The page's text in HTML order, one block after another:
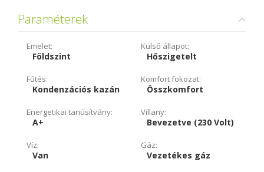
Paraméterek
Emelet:
Földszint
Külső állapot:
Hőszigetelt
Fűtés:
Kondenzációs kazán
Komfort fokozat:
Összkomfort
Energetikai tanúsítvány:
A+
Villany:
Bevezetve (230 Volt)
Víz:
Van
Gáz:
Vezetékes gáz